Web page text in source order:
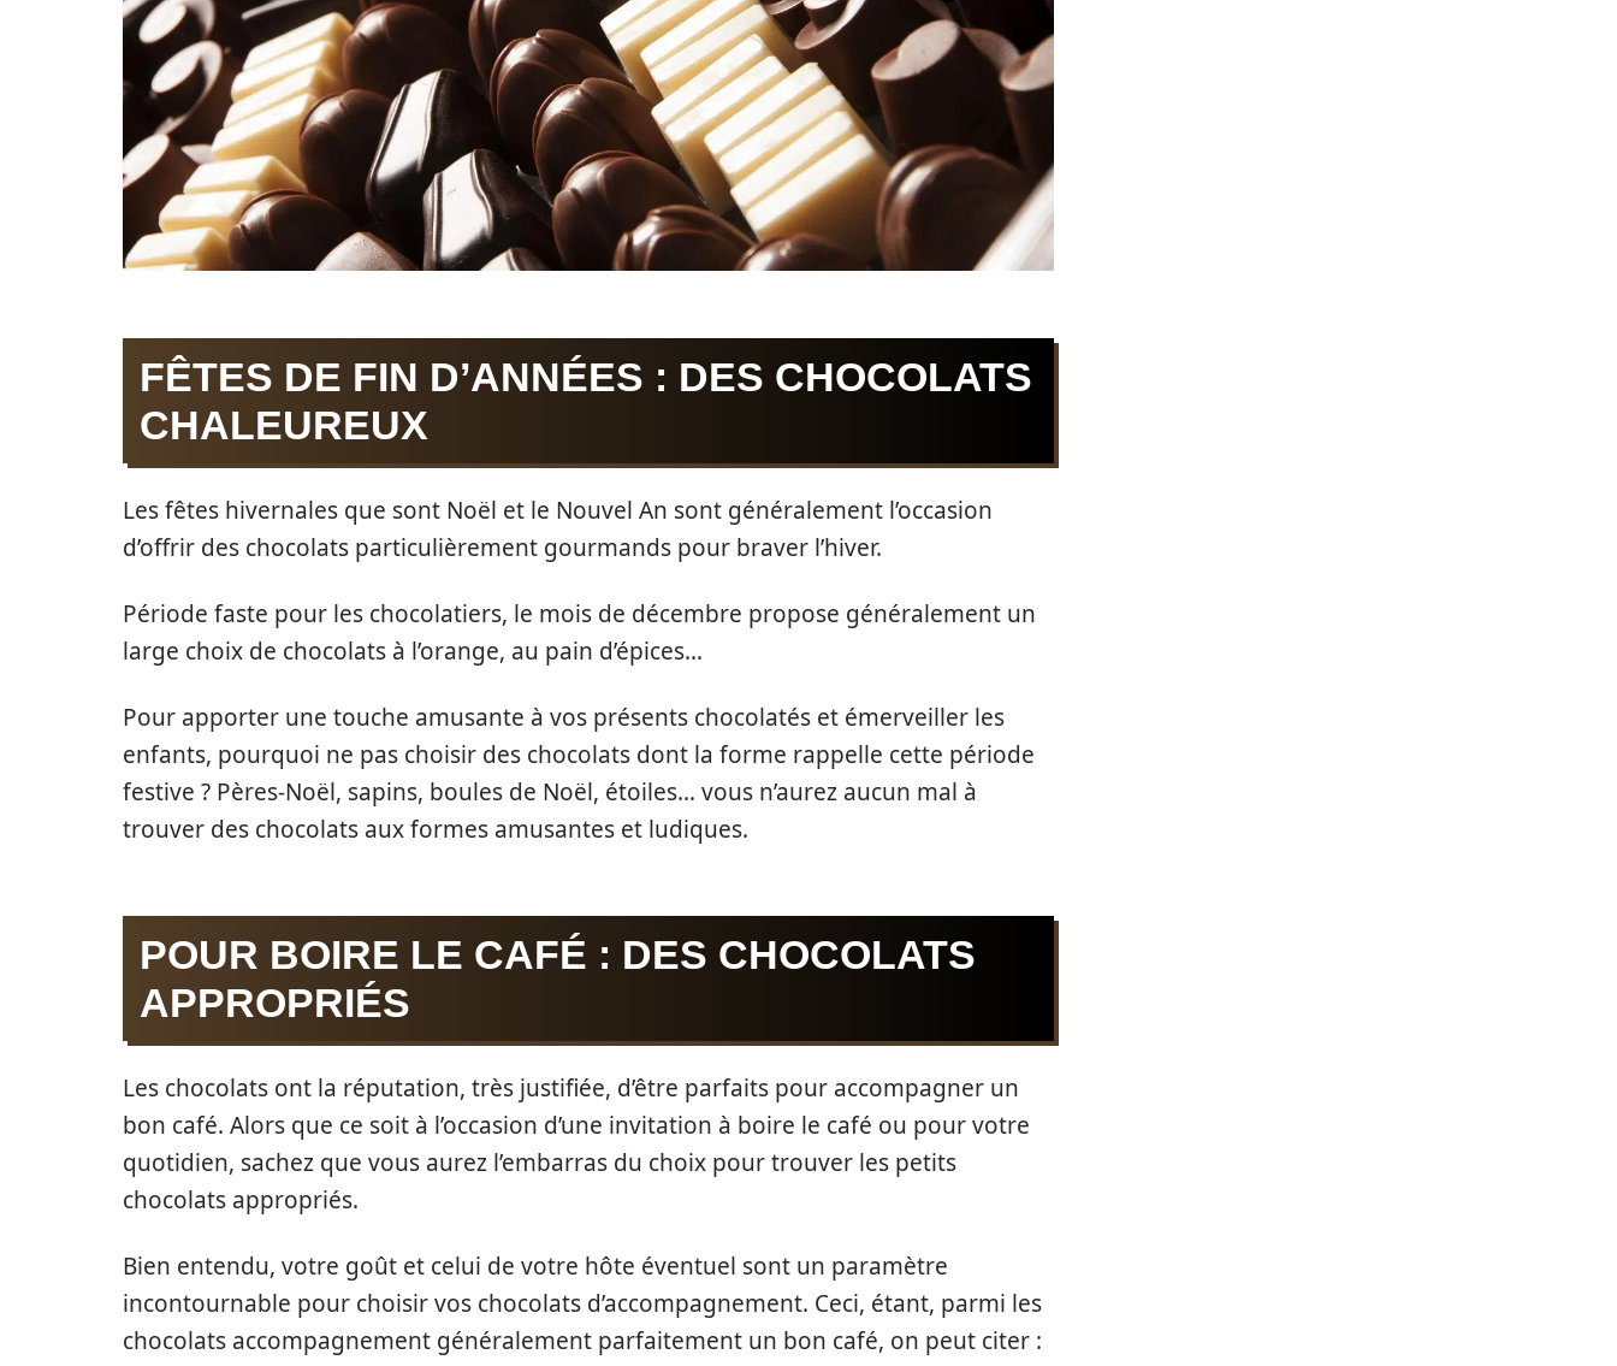
FÊTES DE FIN D’ANNÉES : DES CHOCOLATS
CHALEUREUX
Les fêtes hivernales que sont Noël et le Nouvel An sont généralement l’occasion
d’offrir des chocolats particulièrement gourmands pour braver l’hiver.
Période faste pour les chocolatiers, le mois de décembre propose généralement un
large choix de chocolats à l’orange, au pain d’épices…
Pour apporter une touche amusante à vos présents chocolatés et émerveiller les
enfants, pourquoi ne pas choisir des chocolats dont la forme rappelle cette période
festive ? Pères-Noël, sapins, boules de Noël, étoiles… vous n’aurez aucun mal à
trouver des chocolats aux formes amusantes et ludiques.
POUR BOIRE LE CAFÉ : DES CHOCOLATS
APPROPRIÉS
Les chocolats ont la réputation, très justifiée, d’être parfaits pour accompagner un
bon café. Alors que ce soit à l’occasion d’une invitation à boire le café ou pour votre
quotidien, sachez que vous aurez l’embarras du choix pour trouver les petits
chocolats appropriés.
Bien entendu, votre goût et celui de votre hôte éventuel sont un paramètre
incontournable pour choisir vos chocolats d’accompagnement. Ceci, étant, parmi les
chocolats accompagnement généralement parfaitement un bon café, on peut citer :